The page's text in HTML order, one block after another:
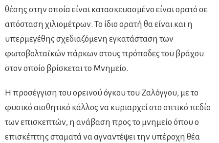
θέσης στην οποία είναι κατασκευασμένο είναι ορατό σε
απόσταση χιλιομέτρων. Το ίδιο ορατή θα είναι και η
υπερμεγέθης σχεδιαζόμενη εγκατάσταση των
φωτοβολταϊκών πάρκων στους πρόποδες του βράχου
στον οποίο βρίσκεται το Μνημείο.
Η προσέγγιση του ορεινού όγκου του Ζαλόγγου, με το
φυσικό αισθητικό κάλλος να κυριαρχεί στο οπτικό πεδίο
των επισκεπτών, η ανάβαση προς το μνημείο όπου ο
επισκέπτης σταματά να αγναντέψει την υπέροχη θέα